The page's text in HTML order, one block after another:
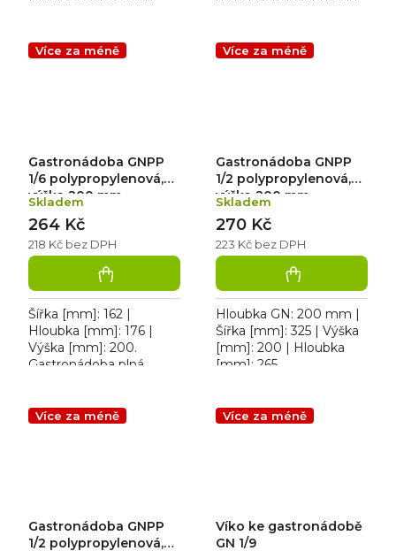
Více za méně
Gastronádoba GNPP
1/6 polypropylenová,
výška 200 mm
Skladem
218 Kč bez DPH
264 Kč
Šířka [mm]: 162 |
Hloubka [mm]: 176 |
Výška [mm]: 200.
Gastronádoba plná
Více za méně
Gastronádoba GNPP
1/2 polypropylenová,
výška 200 mm
Skladem
223 Kč bez DPH
270 Kč
Hloubka GN: 200 mm |
Šířka [mm]: 325 | Výška
[mm]: 200 | Hloubka
[mm]: 265.
L
Více za méně
Gastronádoba GNPP
1/2 polypropylenová,
Více za méně
Víko ke gastronádobě
GN 1/9